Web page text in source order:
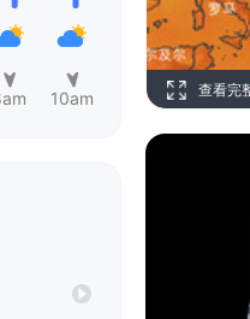
10am 查看完